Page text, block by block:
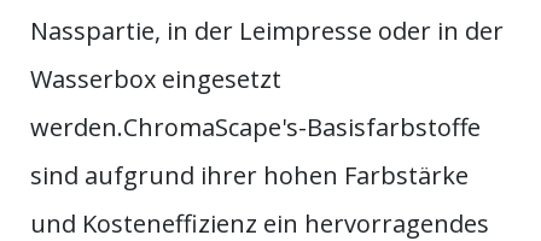
Nasspartie, in der Leimpresse oder in der
Wasserbox eingesetzt
werden.ChromaScape's-Basisfarbstoffe
sind aufgrund ihrer hohen Farbstärke
und Kosteneffizienz ein hervorragendes